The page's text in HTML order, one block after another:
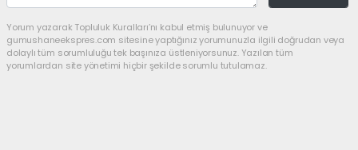
Yorum yazarak Topluluk Kuralları’nı kabul etmiş bulunuyor ve
gumushaneekspres.com sitesine yaptığınız yorumunuzla ilgili doğrudan veya
dolaylı tüm sorumluluğu tek başınıza üstleniyorsunuz. Yazılan tüm
yorumlardan site yönetimi hiçbir şekilde sorumlu tutulamaz.